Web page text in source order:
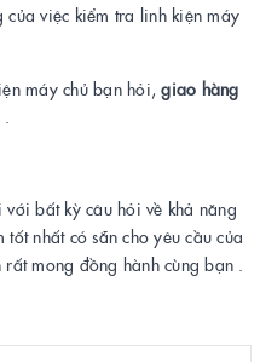
việc kiểm tra linh kiện máy
máy chủ bạn hỏi,giao hàng
.
bất kỳ câu hỏi về khả năng
nhất có sẵn cho yêu cầu của
mong đồng hành cùng bạn .